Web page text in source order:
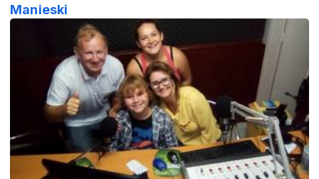
Manieski